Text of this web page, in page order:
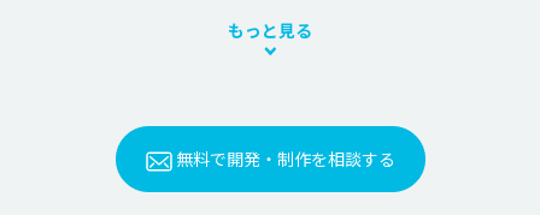
もっと見る
無料で開発・制作を相談する